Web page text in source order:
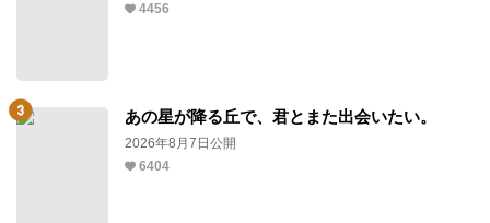
4456
あの星が降る丘で、君とまた出会いたい。
2026年8月7日公開
6404